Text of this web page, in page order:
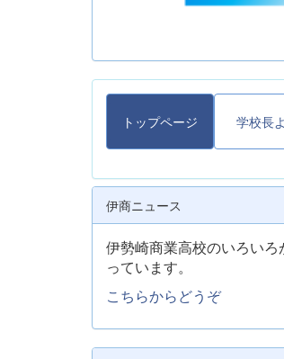
トップページ 学校長
伊商ニュース
伊勢崎商業高校のいろいろ
っています。
こちらからどうぞ